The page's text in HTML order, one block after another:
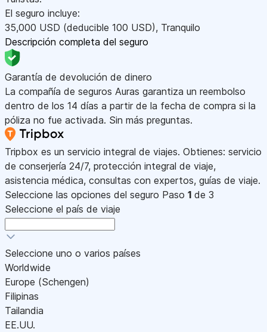
El seguro incluye:
35,000 USD (deducible 100 USD), Tranquilo
Descripción completa del seguro
Garantía de devolución de dinero
La compañía de seguros Auras garantiza un reembolso
dentro de los 14 días a partir de la fecha de compra si la
póliza no fue activada. Sin más preguntas.
Tripbox es un servicio integral de viajes. Obtienes: servicio
de conserjería 24/7, protección integral de viaje,
asistencia médica, consultas con expertos, guías de viaje.
Seleccione las opciones del seguro Paso 1 de 3
Seleccione el país de viaje
Seleccione uno o varios países
Worldwide
Europe (Schengen)
Filipinas
Tailandia
EE.UU.